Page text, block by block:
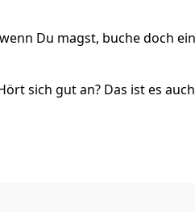
Du magst, buche doch
sich gut an? Das ist es